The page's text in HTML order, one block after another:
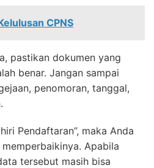
CPNS
pastikan dokumen yang
benar. Jangan sampai
penomoran, tanggal,
Pendaftaran”, maka Anda
Apabila
tersebut masih bisa